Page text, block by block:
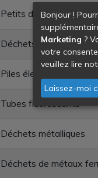
Petits déchets
Déchets de piles et
Piles électriques
Tubes fluorescents
Déchets métalliques
Déchets de métaux
Bonjour !
Marketing ?
votre
veuillez lire
Laissez-moi